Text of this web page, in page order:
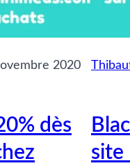
2020
dès
site